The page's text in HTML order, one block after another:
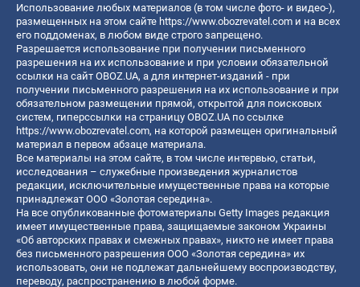
Использование любых материалов (в том числе фото- и видео-),
размещенных на этом сайте https://www.obozrevatel.com и на всех
его поддоменах, в любом виде строго запрещено.
Разрешается использование при получении письменного
разрешения на их использование и при условии обязательной
ссылки на сайт OBOZ.UA, а для интернет-изданий - при
получении письменного разрешения на их использование и при
обязательном размещении прямой, открытой для поисковых
систем, гиперссылки на страницу OBOZ.UA по ссылке
https://www.obozrevatel.com, на которой размещен оригинальный
материал в первом абзаце материала.
Все материалы на этом сайте, в том числе интервью, статьи,
исследования – служебные произведения журналистов
редакции, исключительные имущественные права на которые
принадлежат ООО «Золотая середина».
На все опубликованные фотоматериалы Getty Images редакция
имеет имущественные права, защищаемые законом Украины
«Об авторских правах и смежных правах», никто не имеет права
без письменного разрешения ООО «Золотая середина» их
использовать, они не подлежат дальнейшему воспроизводству,
переводу, распространению в любой форме.